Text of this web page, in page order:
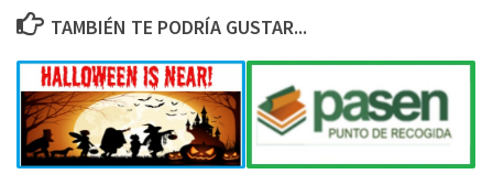
TAMBIÉN TE PODRÍA GUSTAR...